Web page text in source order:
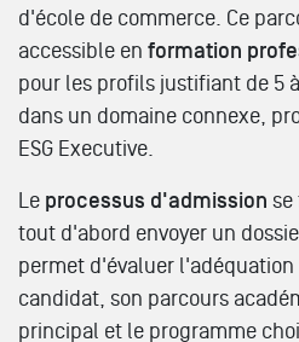
d'école de commerce. Ce
accessible en formation
pour les profils justifiant de 5
dans un domaine connexe,
ESG Executive.
Le processus d'admission se
tout d'abord envoyer un
permet d'évaluer
candidat, son parcours
principal et le programme